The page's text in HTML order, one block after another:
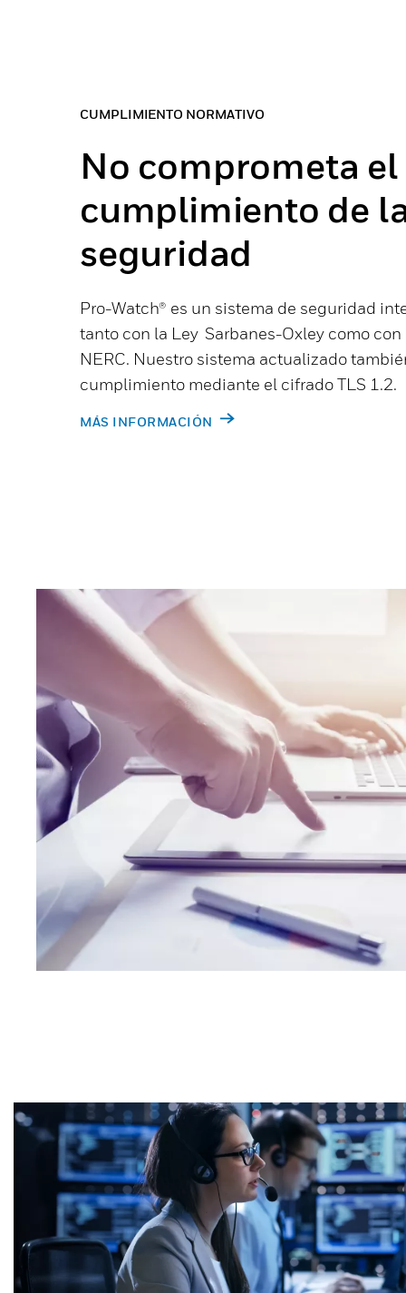
CUMPLIMIENTO NORMATIVO
No comprometa el
cumplimiento de
seguridad
Pro-Watch® es un sistema de seguridad
tanto con la Ley Sarbanes-Oxley como
NERC. Nuestro sistema actualizado
cumplimiento mediante el cifrado TLS 1.2.
MÁS INFORMACIÓN